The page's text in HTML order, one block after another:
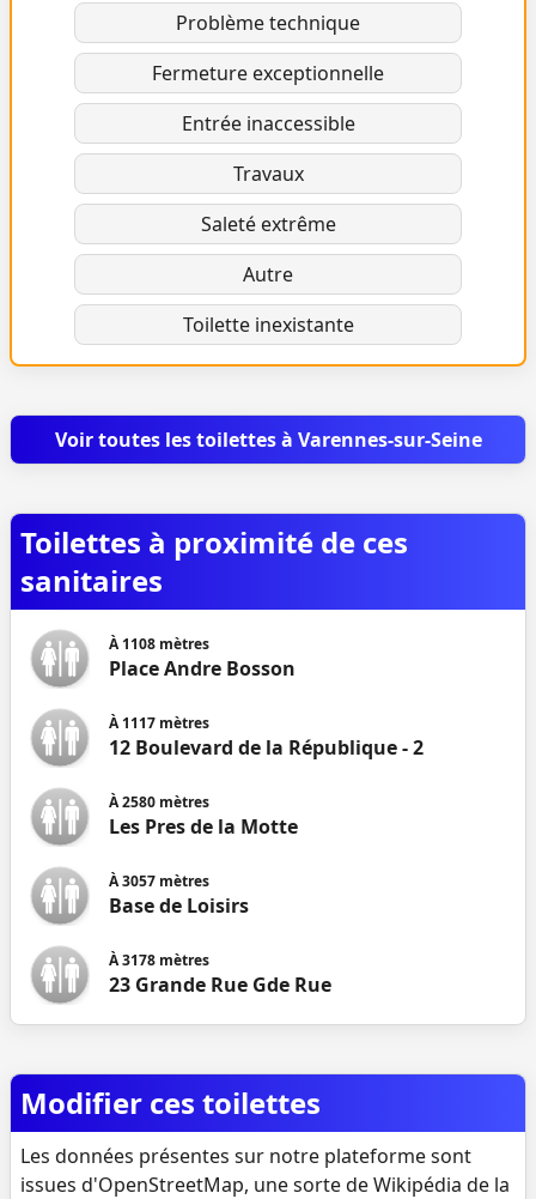
Problème technique
Fermeture exceptionnelle
Entrée inaccessible
Travaux
Saleté extrême
Autre
Toilette inexistante
Voir toutes les toilettes à Varennes-sur-Seine
Toilettes à proximité de ces
sanitaires
À1108 mètres
Place Andre Bosson
À1117 mètres
12 Boulevard de la République - 2
À2580 mètres
Les Pres de la Motte
À3057 mètres
Base de Loisirs
À3178 mètres
23 Grande Rue Gde Rue
Modifier ces toilettes
Les données présentes sur notre plateforme sont
issues d'OpenStreetMap, une sorte de Wikipédia de la